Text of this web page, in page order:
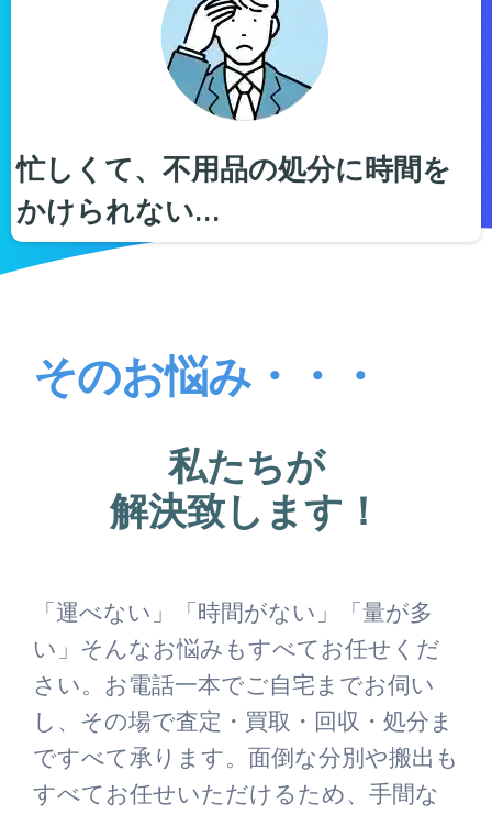
忙しくて、不用品の処分に時間を
かけられない…
そのお悩み・・・
私たちが
解決致します！
「運べない」「時間がない」「量が多
い」そんなお悩みもすべてお任せくだ
さい。お電話一本でご自宅までお伺い
し、その場で査定・買取・回収・処分ま
ですべて承ります。面倒な分別や搬出も
すべてお任せいただけるため、手間な